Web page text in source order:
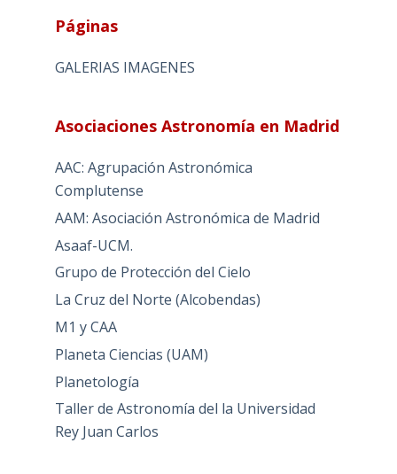
Páginas
GALERIAS IMAGENES
Asociaciones Astronomía en Madrid
AAC: Agrupación Astronómica
Complutense
AAM: Asociación Astronómica de Madrid
Asaaf-UCM.
Grupo de Protección del Cielo
La Cruz del Norte (Alcobendas)
M1 y CAA
Planeta Ciencias (UAM)
Planetología
Taller de Astronomía del la Universidad
Rey Juan Carlos